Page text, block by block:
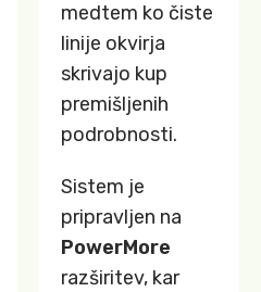
medtem ko čiste
linije okvirja
skrivajo kup
premišljenih
podrobnosti.
Sistem je
pripravljen na
PowerMore
razširitev, kar